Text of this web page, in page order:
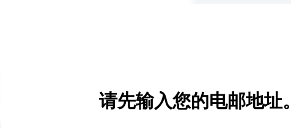
请先输入您的电邮地址。